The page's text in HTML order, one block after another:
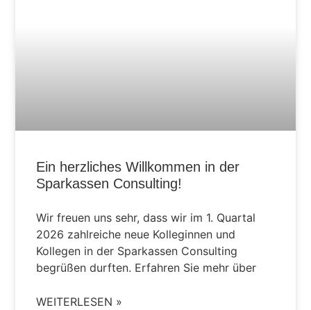
Ein herzliches Willkommen in der
Sparkassen Consulting!
Wir freuen uns sehr, dass wir im 1. Quartal
2026 zahlreiche neue Kolleginnen und
Kollegen in der Sparkassen Consulting
begrüßen durften. Erfahren Sie mehr über
WEITERLESEN »